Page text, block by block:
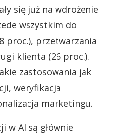
się już na wdrożenie
wszystkim do
proc.), przetwarzania
klienta (26 proc.).
zastosowania jak
weryfikacja
marketingu.
w AI są głównie